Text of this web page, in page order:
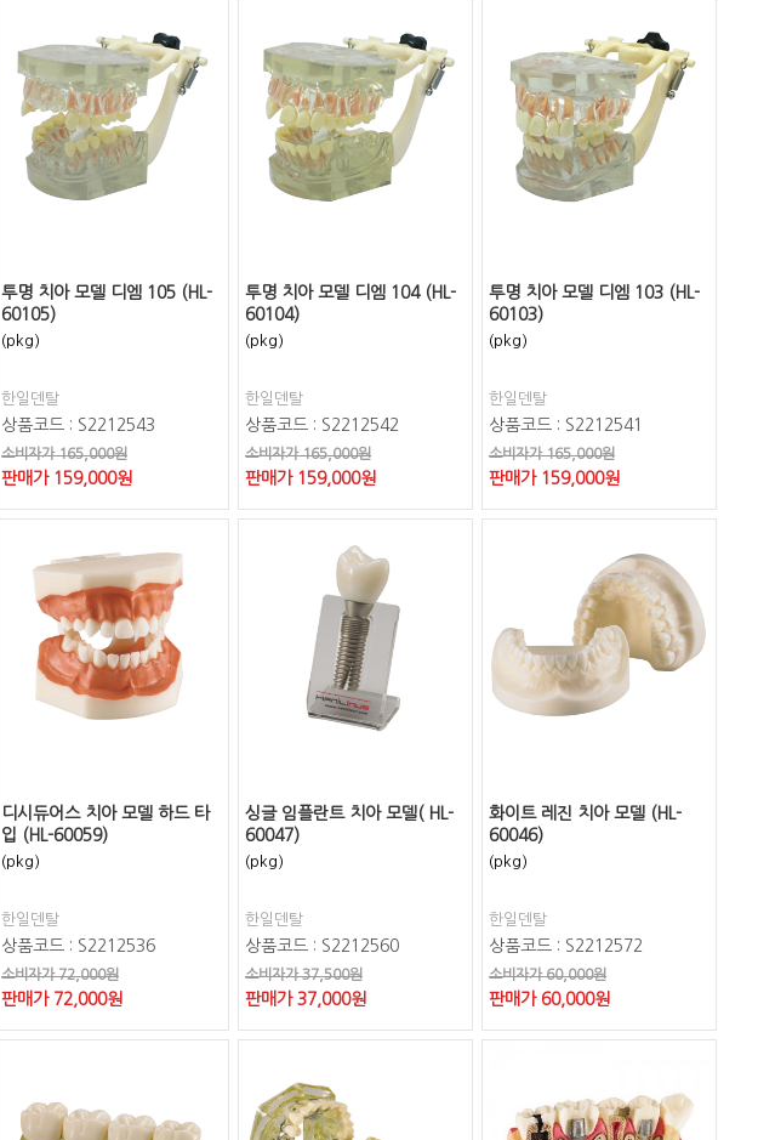
투명 치아 모델 디엠 105 (HL-
60105)
(pkg)
한일덴탈
상품코드 : S2212543
소비자가 165,000원
판매가 159,000원
투명 치아 모델 디엠 104 (HL-
60104)
(pkg)
한일덴탈
상품코드 : S2212542
소비자가 165,000원
판매가 159,000원
투명 치아 모델 디엠 103 (HL-
60103)
(pkg)
한일덴탈
상품코드 : S2212541
소비자가 165,000원
판매가 159,000원
디시듀어스 치아 모델 하드 타
입 (HL-60059)
(pkg)
한일덴탈
상품코드 : S2212536
소비자가 72,000원
판매가 72,000원
싱글 임플란트 치아 모델( HL-
60047)
(pkg)
한일덴탈
상품코드 : S2212560
소비자가 37,500원
판매가 37,000원
화이트 레진 치아 모델 (HL-
60046)
(pkg)
한일덴탈
상품코드 : S2212572
소비자가 60,000원
판매가 60,000원